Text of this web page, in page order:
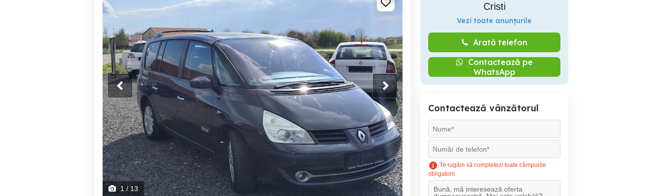
1/ 13
Cristi
Vezi toate anunțurile
Arată telefon
Contactează pe
WhatsApp
Contactează vânzătorul
Te rugăm să completezi toate câmpurile
obligatorii.